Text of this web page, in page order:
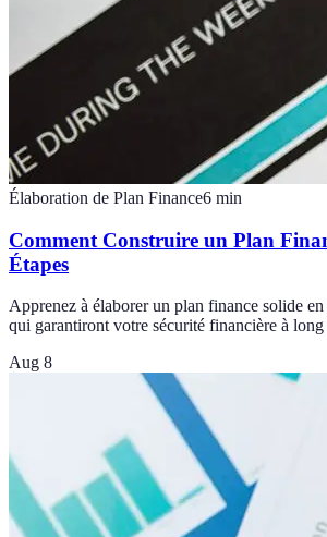
Élaboration de Plan Finance6 min
Comment Construire un Plan
Étapes
Apprenez à élaborer un plan finance solide en
qui garantiront votre sécurité financière à long
Aug 8